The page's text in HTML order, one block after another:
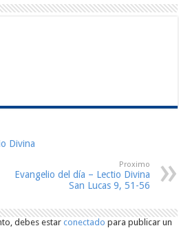
Divina
Proximo
Evangelio del día – Lectio Divina
San Lucas 9, 51-56
debes estarconectado para publicar un